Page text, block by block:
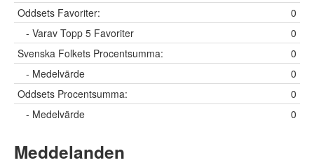
Oddsets Favoriter:
0
- Varav Topp 5 Favoriter
0
Svenska Folkets Procentsumma:
0
- Medelvärde
0
Oddsets Procentsumma:
0
- Medelvärde
0
Meddelanden